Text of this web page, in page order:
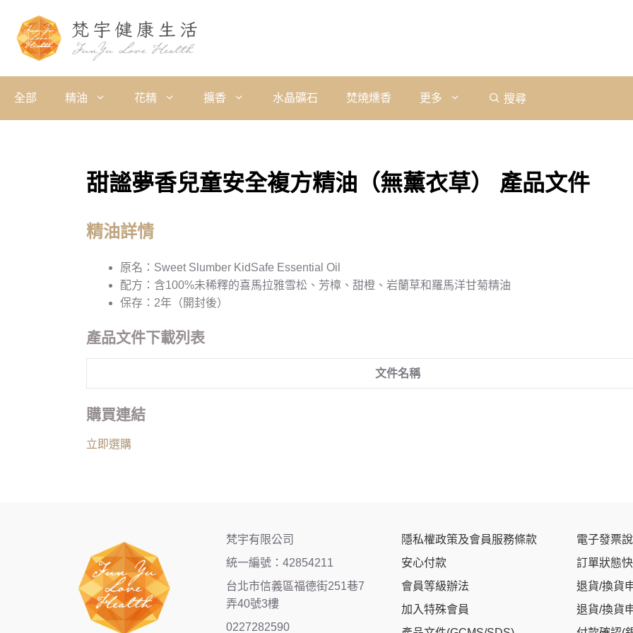
全部 精油 花精 擴香 水晶礦石 焚燒燻香 更多 搜尋
甜謐夢香兒童安全複方精油（無薰衣草） 產品文件
精油詳情
原名：Sweet Slumber KidSafe Essential Oil
配方：含100%未稀釋的喜馬拉雅雪松、芳樟、甜橙、岩蘭草和羅馬洋甘菊精油
保存：2年（開封後）
產品文件下載列表
文件名稱
購買連結
立即選購
梵宇有限公司
統一編號：42854211
台北市信義區福德街251巷7
弄40號3樓
0227282590
隱私權政策及會員服務條款
安心付款
會員等級辦法
加入特殊會員
電子發票
訂單狀態
退貨/換貨
退貨/換貨